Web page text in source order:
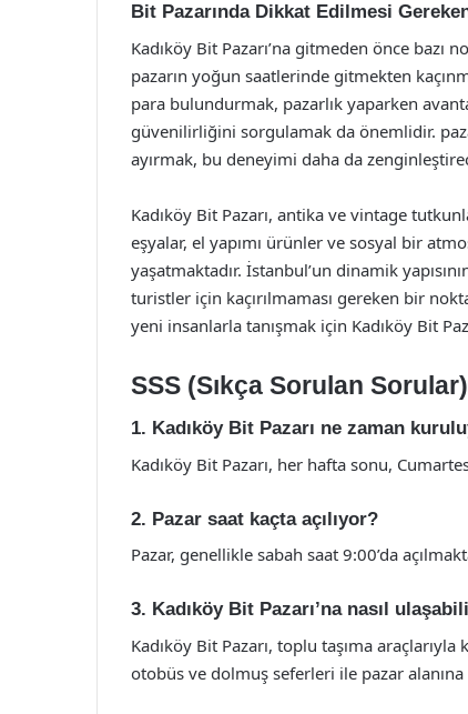
Bit Pazarında Dikkat Edilmesi
Kadıköy Bit Pazarı’na gitmeden önce
pazarın yoğun saatlerinde gitmekten
para bulundurmak, pazarlık yaparken
güvenilirliğini sorgulamak da önemlidir.
ayırmak, bu deneyimi daha da
Kadıköy Bit Pazarı, antika ve vintage
eşyalar, el yapımı ürünler ve sosyal bir
yaşatmaktadır. İstanbul’un dinamik
turistler için kaçırılmaması gereken bir
yeni insanlarla tanışmak için Kadıköy Bit
SSS (Sıkça Sorulan Sorular)
1. Kadıköy Bit Pazarı ne zaman
Kadıköy Bit Pazarı, her hafta sonu,
2. Pazar saat kaçta açılıyor?
Pazar, genellikle sabah saat 9:00’da
3. Kadıköy Bit Pazarı’na nasıl
Kadıköy Bit Pazarı, toplu taşıma
otobüs ve dolmuş seferleri ile pazar alanına